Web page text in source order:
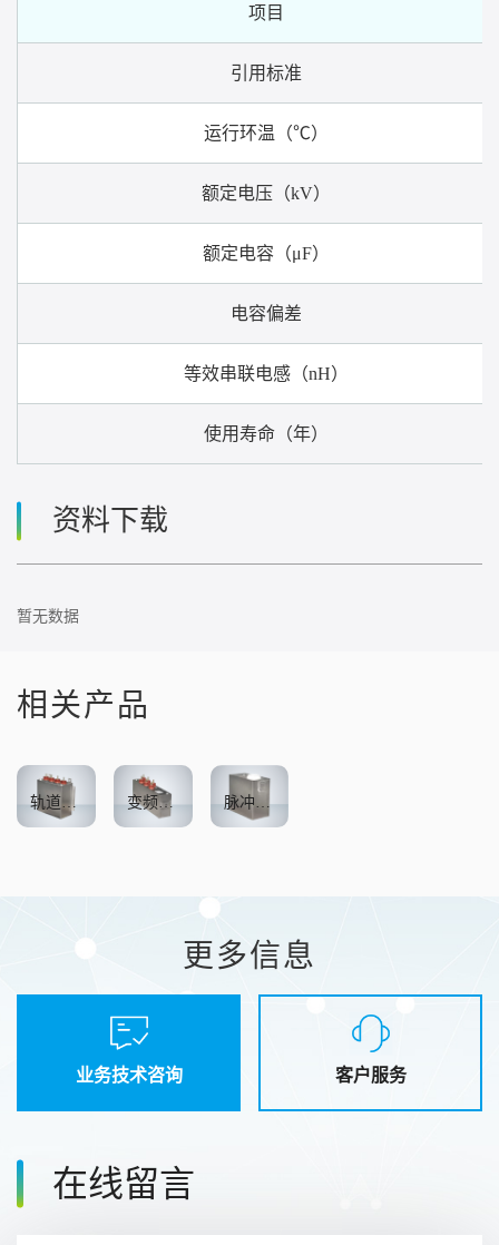
项目
引用标准
运行环温（℃）
额定电压（kV）
额定电容（μF）
电容偏差
等效串联电感（nH）
使用寿命（年）
资料下载
暂无数据
相关产品
轨道交通用直流电容器 变频器用直流支撑电容器
更多信息
业务技术咨询 客户服务
在线留言